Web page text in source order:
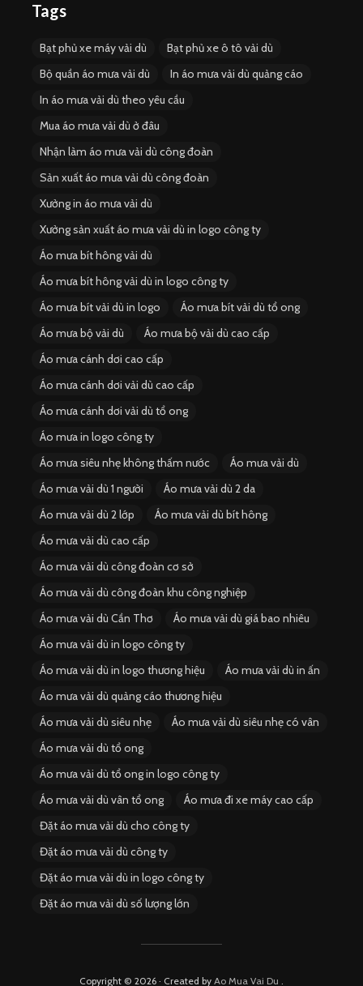
Tags
Bạt phủ xe máy vải dù
Bạt phủ xe ô tô vải dù
Bộ quần áo mưa vải dù
In áo mưa vải dù quảng cáo
In áo mưa vải dù theo yêu cầu
Mua áo mưa vải dù ở đâu
Nhận làm áo mưa vải dù công đoàn
Sản xuất áo mưa vải dù công đoàn
Xưởng in áo mưa vải dù
Xưởng sản xuất áo mưa vải dù in logo công ty
Áo mưa bít hông vải dù
Áo mưa bít hông vải dù in logo công ty
Áo mưa bít vải dù in logo
Áo mưa bít vải dù tổ ong
Áo mưa bộ vải dù
Áo mưa bộ vải dù cao cấp
Áo mưa cánh dơi cao cấp
Áo mưa cánh dơi vải dù cao cấp
Áo mưa cánh dơi vải dù tổ ong
Áo mưa in logo công ty
Áo mưa siêu nhẹ không thấm nước
Áo mưa vải dù
Áo mưa vải dù 1 người
Áo mưa vải dù 2 da
Áo mưa vải dù 2 lớp
Áo mưa vải dù bít hông
Áo mưa vải dù cao cấp
Áo mưa vải dù công đoàn cơ sở
Áo mưa vải dù công đoàn khu công nghiệp
Áo mưa vải dù Cần Thơ
Áo mưa vải dù giá bao nhiêu
Áo mưa vải dù in logo công ty
Áo mưa vải dù in logo thương hiệu
Áo mưa vải dù in ấn
Áo mưa vải dù quảng cáo thương hiệu
Áo mưa vải dù siêu nhẹ
Áo mưa vải dù siêu nhẹ có vân
Áo mưa vải dù tổ ong
Áo mưa vải dù tổ ong in logo công ty
Áo mưa vải dù vân tổ ong
Áo mưa đi xe máy cao cấp
Đặt áo mưa vải dù cho công ty
Đặt áo mưa vải dù công ty
Đặt áo mưa vải dù in logo công ty
Đặt áo mưa vải dù số lượng lớn
Copyright © 2026 · Created by Ao Mua Vai Du .